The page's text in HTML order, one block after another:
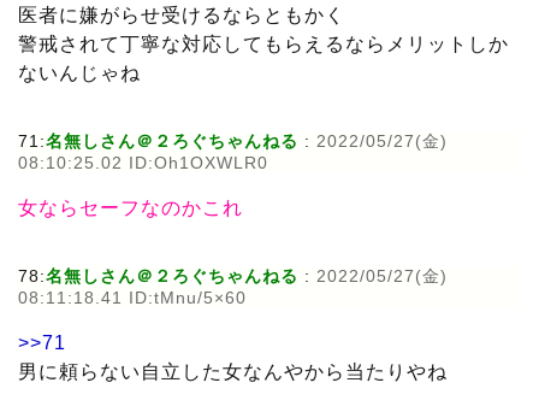
医者に嫌がらせ受けるならともかく
警戒されて丁寧な対応してもらえるならメリットしか
ないんじゃね
71:名無しさん＠２ろぐちゃんねる : 2022/05/27(金)
08:10:25.02 ID:Oh1OXWLR0
女ならセーフなのかこれ
78:名無しさん＠２ろぐちゃんねる : 2022/05/27(金)
08:11:18.41 ID:tMnu/5×60
>>71
男に頼らない自立した女なんやから当たりやね